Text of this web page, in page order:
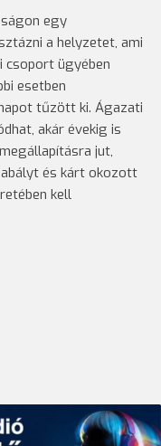
egy
a helyzetet, ami
csoport ügyében
esetben
tűzött ki. Ágazati
akár évekig is
jut,
és kárt okozott
kell